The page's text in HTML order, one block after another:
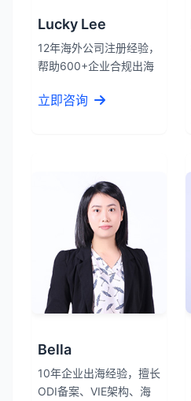
Lucky Lee
12年海外公司注册经验，
帮助600+企业合规出海
立即咨询
Bella
10年企业出海经验，擅长
ODI备案、VIE架构、海